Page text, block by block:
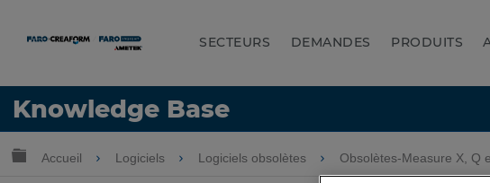
SECTEURS DEMANDES PRODUITS
Knowledge Base
LANGUE
Développer/réduire la hiérarchie globale
Accueil Logiciels Logiciels obsolètes Obsolètes-Measure X, Q